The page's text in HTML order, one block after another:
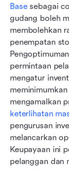
Base sebagai
gudang boleh
membolehkan
penempatan
permintaan
mengatur
keterlihatan
pengurusan
melancarkan
Keupayaan ini
pelanggan dan